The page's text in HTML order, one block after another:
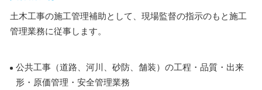
土木工事の施工管理補助として、現場監督の指示のもと施工
管理業務に従事します。
公共工事（道路、河川、砂防、舗装）の工程・品質・出来
形・原価管理・安全管理業務